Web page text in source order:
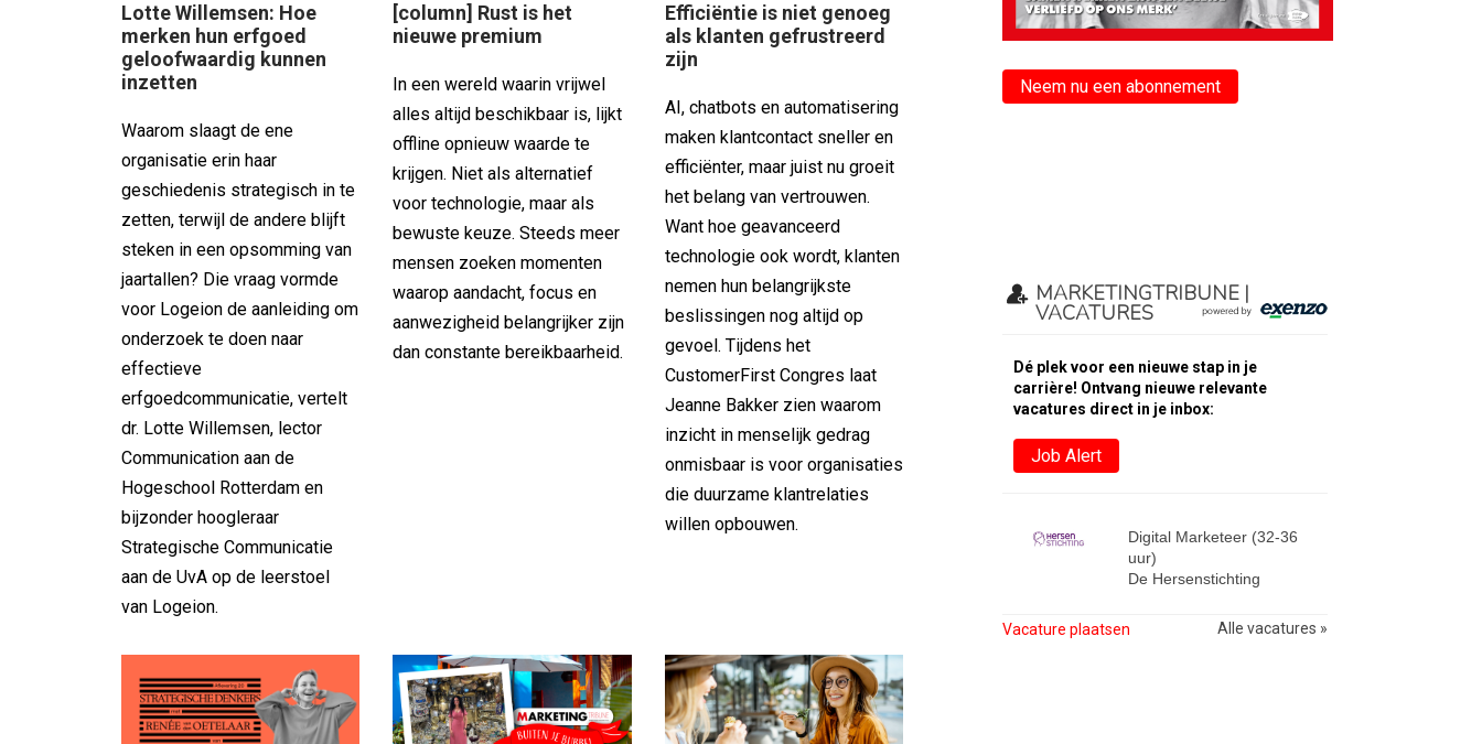
Lotte Willemsen: Hoe
merken hun erfgoed
geloofwaardig kunnen
inzetten
Waarom slaagt de ene
organisatie erin haar
geschiedenis strategisch in te
zetten, terwijl de andere blijft
steken in een opsomming van
jaartallen? Die vraag vormde
voor Logeion de aanleiding om
onderzoek te doen naar
effectieve
erfgoedcommunicatie, vertelt
dr. Lotte Willemsen, lector
Communication aan de
Hogeschool Rotterdam en
bijzonder hoogleraar
Strategische Communicatie
aan de UvA op de leerstoel
van Logeion.
[column] Rust is het
nieuwe premium
In een wereld waarin vrijwel
alles altijd beschikbaar is, lijkt
offline opnieuw waarde te
krijgen. Niet als alternatief
voor technologie, maar als
bewuste keuze. Steeds meer
mensen zoeken momenten
waarop aandacht, focus en
aanwezigheid belangrijker zijn
dan constante bereikbaarheid.
Efficiëntie is niet genoeg
als klanten gefrustreerd
zijn
AI, chatbots en automatisering
maken klantcontact sneller en
efficiënter, maar juist nu groeit
het belang van vertrouwen.
Want hoe geavanceerd
technologie ook wordt, klanten
nemen hun belangrijkste
beslissingen nog altijd op
gevoel. Tijdens het
CustomerFirst Congres laat
Jeanne Bakker zien waarom
inzicht in menselijk gedrag
onmisbaar is voor organisaties
die duurzame klantrelaties
willen opbouwen.
Neem nu een abonnement
MARKETINGTRIBUNE |
VACATURES
Dé plek voor een nieuwe stap in je
carrière! Ontvang nieuwe relevante
vacatures direct in je inbox:
Job Alert
Digital Marketeer (32-36
uur)
De Hersenstichting
Vacature plaatsen Alle vacatures »